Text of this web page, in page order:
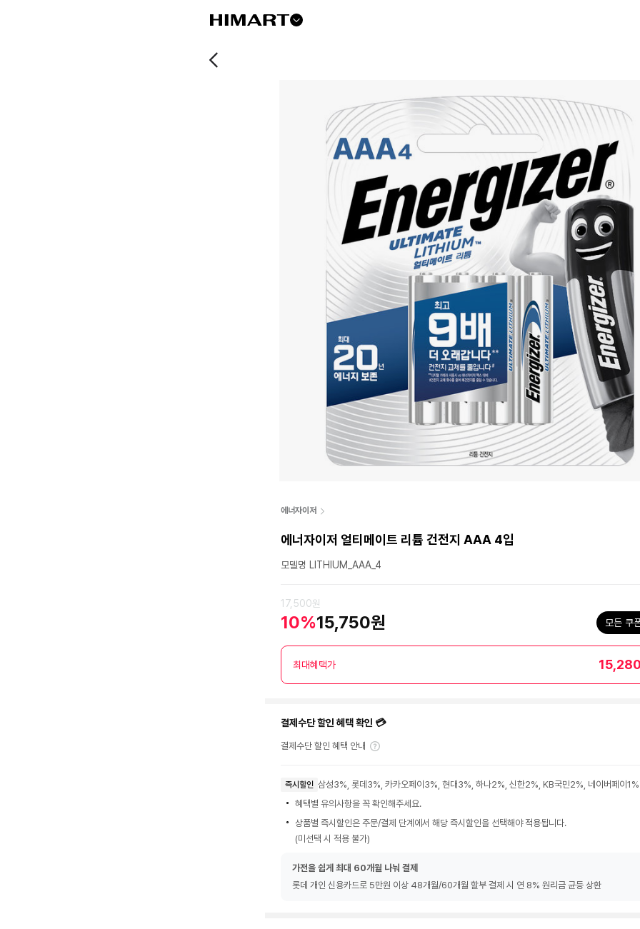
에너자이저
에너자이저 얼티메이트 리튬 건전지 AAA 4입
모델명 LITHIUM_AAA_4
17,500원
10%15,750원 모든 쿠
최대혜택가
결제수단 할인 혜택 확인 💳
결제수단 할인 혜택 안내
즉시할인 삼성3%, 롯데3%, 카카오페이3%, 현대3%, 하나2%, 신한2%, KB국민2%, 네이버페이1%
혜택별 유의사항을 꼭 확인해주세요.
상품별 즉시할인은 주문/결제 단계에서 해당 즉시할인을 선택해야 적용됩니다.
(미선택 시 적용 불가)
가전을 쉽게 최대 60개월 나눠 결제
롯데 개인 신용카드로 5만원 이상 48개월/60개월 할부 결제 시 연 8% 원리금 균등 상환